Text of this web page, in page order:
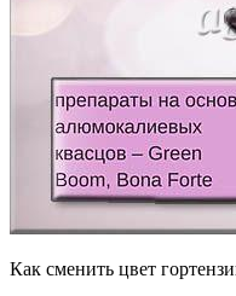
Как сменить цвет